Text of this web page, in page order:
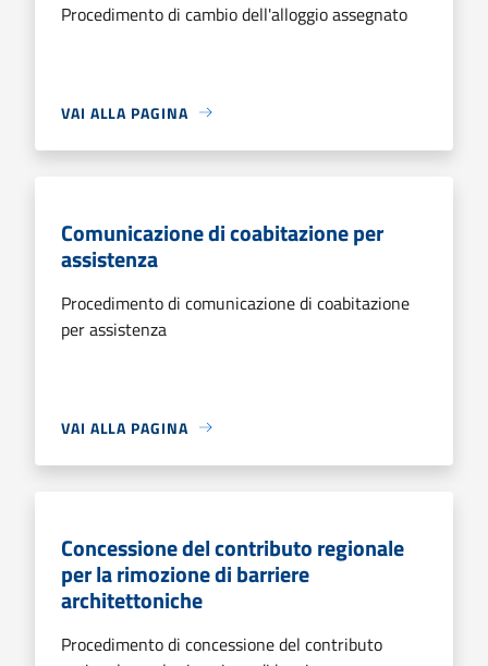
Procedimento di cambio dell'alloggio assegnato
VAI ALLA PAGINA
Comunicazione di coabitazione per
assistenza
Procedimento di comunicazione di coabitazione
per assistenza
VAI ALLA PAGINA
Concessione del contributo regionale
per la rimozione di barriere
architettoniche
Procedimento di concessione del contributo